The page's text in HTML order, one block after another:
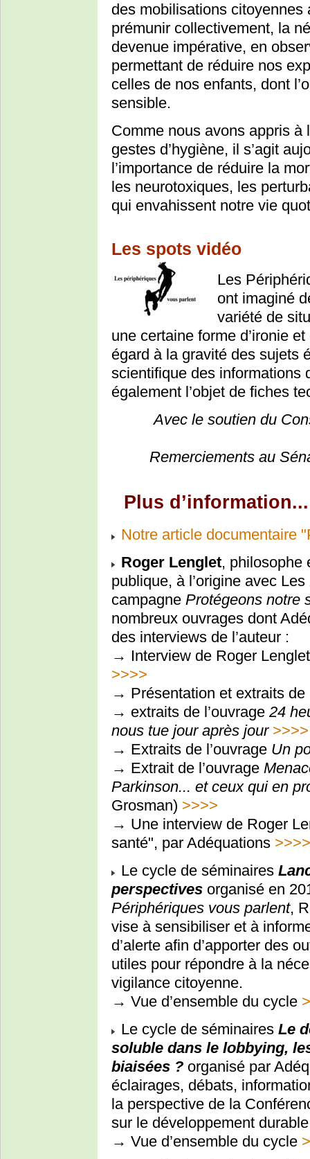
des mobilisations
prémunir collectivement, la
devenue impérative, en
permettant de réduire nos
celles de nos enfants, dont
sensible.
Comme nous avons appris
gestes d’hygiène, il s’agit
l’importance de réduire la
les neurotoxiques, les
qui envahissent notre vie
Les spots vidéo
Les
ont imaginé
variété de
une certaine forme d’ironie
égard à la gravité des sujets
scientifique des informations
également l’objet de fiches
Avec le soutien du
Remerciements au
Plus d’information...
Notre article documentaire
Roger Lenglet, philosophe
publique, à l’origine avec Les
campagne Protégeons notre
nombreux ouvrages dont
des interviews de l’auteur :
→ Interview de Roger
>>>>
→ Présentation et extraits de
→ extraits de l’ouvrage 24
nous tue jour après jour >>>>
→ Extraits de l’ouvrage Un
→ Extrait de l’ouvrage
Parkinson... et ceux qui en
Grosman) >>>>
→ Une interview de Roger
santé", par Adéquations >>>>
Le cycle de séminaires
perspectives organisé en
Périphériques vous parlent,
vise à sensibiliser et à
d’alerte afin d’apporter des
utiles pour répondre à la
vigilance citoyenne.
→ Vue d’ensemble du cycle
Le cycle de séminaires Le
soluble dans le lobbying,
biaisées ? organisé par
éclairages, débats,
la perspective de la
sur le développement
→ Vue d’ensemble du cycle